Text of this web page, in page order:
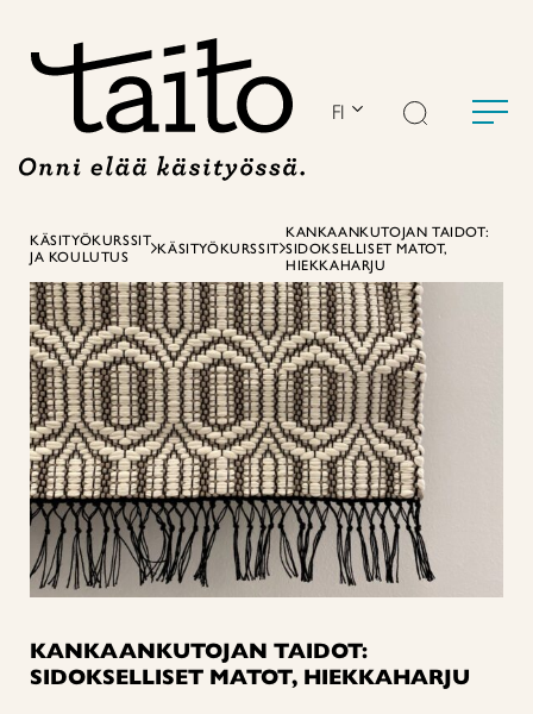
FI
KÄSITYÖKURSSIT
JA KOULUTUS
KÄSITYÖKURSSIT
KANKAANKUTOJAN TAIDOT:
SIDOKSELLISET MATOT,
HIEKKAHARJU
KANKAANKUTOJAN TAIDOT:
SIDOKSELLISET MATOT, HIEKKAHARJU